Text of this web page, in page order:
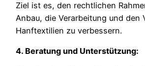
Ziel ist es, den rechtlichen
Anbau, die Verarbeitung und den
Hanftextilien zu verbessern.
4. Beratung und Unterstützung: